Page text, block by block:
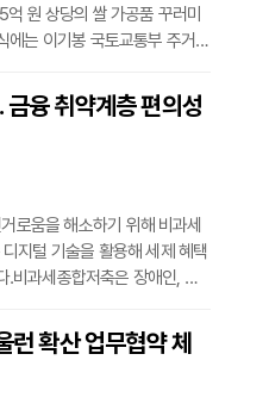
원 상당의 쌀 가공품 꾸러미
는 이기봉 국토교통부 주거복
) 운동의 취지에 따라 소외된
된 쌀 가공품 꾸러미는 국토교
융 취약계층 편의성
로움을 해소하기 위해 비과세
지털 기술을 활용해 세제 혜택
.비과세종합저축은 장애인, 국
나 국가유공자증서, 기초생활
제출할 수 있도록 시스템을 고
런 확산 업무협약 체